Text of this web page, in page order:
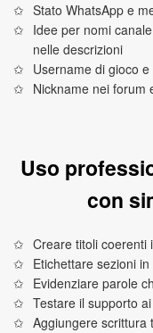
Stato WhatsApp e
Idee per nomi
nelle descrizioni
Username di gioco
Nickname nei forum
Uso
con
Creare titoli coerenti
Etichettare sezioni
Evidenziare parole
Testare il supporto
Aggiungere scrittura